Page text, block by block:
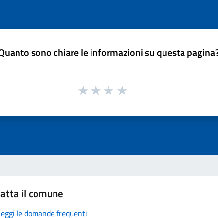
sono chiare le informazioni su questa
il comune
le domande frequenti